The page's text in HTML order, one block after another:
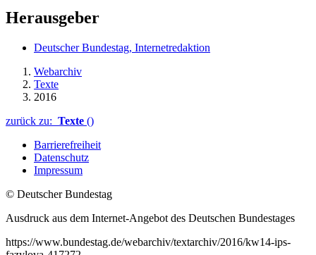
Herausgeber
Deutscher Bundestag, Internetredaktion
Webarchiv
Texte
2016
zurück zu: Texte ()
Barrierefreiheit
Datenschutz
Impressum
© Deutscher Bundestag
Ausdruck aus dem Internet-Angebot des Deutschen Bundestages
https://www.bundestag.de/webarchiv/textarchiv/2016/kw14-ips-